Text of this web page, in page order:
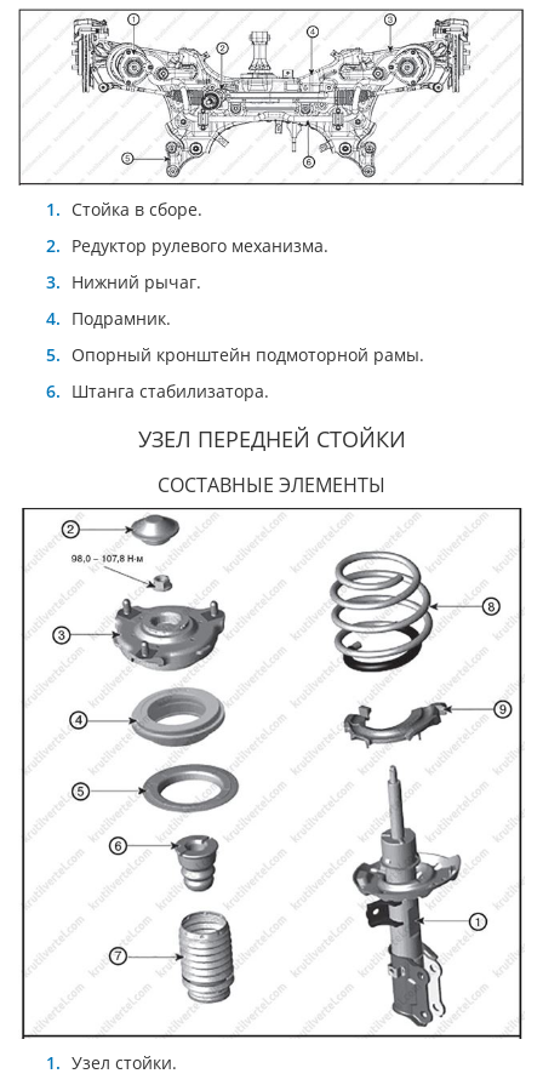
Стойка в сборе.
Редуктор рулевого механизма.
Нижний рычаг.
Подрамник.
Опорный кронштейн подмоторной рамы.
Штанга стабилизатора.
УЗЕЛ ПЕРЕДНЕЙ СТОЙКИ
СОСТАВНЫЕ ЭЛЕМЕНТЫ
Узел стойки.